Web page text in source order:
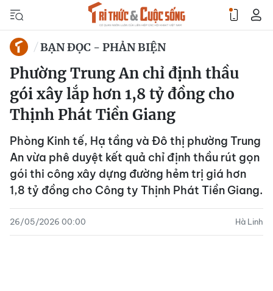
BẠN ĐỌC - PHẢN BIỆN
Phường Trung An chỉ định thầu
gói xây lắp hơn 1,8 tỷ đồng cho
Thịnh Phát Tiền Giang
Phòng Kinh tế, Hạ tầng và Đô thị phường Trung
An vừa phê duyệt kết quả chỉ định thầu rút gọn
gói thi công xây dựng đường hẻm trị giá hơn
1,8 tỷ đồng cho Công ty Thịnh Phát Tiền Giang.
26/05/2026 00:00 Hà Linh